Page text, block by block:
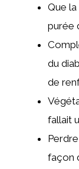
Que
purée
du
de
fallait
façon